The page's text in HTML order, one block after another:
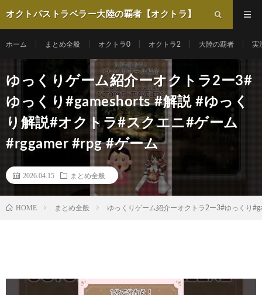
オクトパストラベラー大陸の覇者【オクトラ】
ホーム まとめ全般 オクトラ0 オクトラ2 大陸の覇者 実
ゆっくりゲーム紹介ーオクトラ2ー3#
ゆっくり#gameshorts #解説 #ゆっく
り解説#オクトラ#スクエニ#ゲーム
#rggamer #rpg #ゲーム
2026.04.15 まとめ全般
HOME まとめ全般 ゆっくりゲーム紹介ーオクトラ2ー3#ゆっくり